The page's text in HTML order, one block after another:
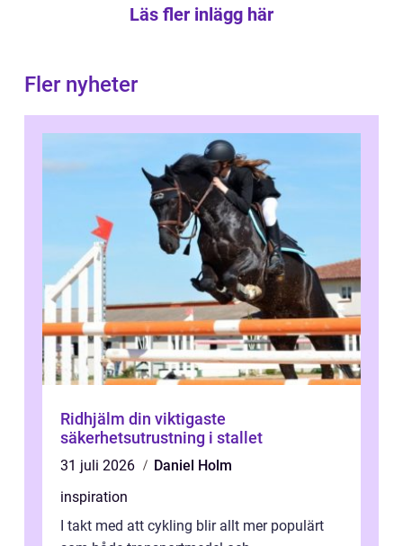
Läs fler inlägg här
Fler nyheter
Ridhjälm din viktigaste
säkerhetsutrustning i stallet
31 juli 2026
Daniel Holm
inspiration
I takt med att cykling blir allt mer populärt